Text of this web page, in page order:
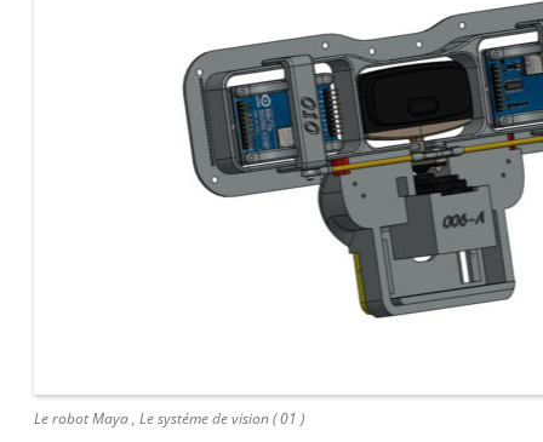
Le robot Maya , Le systéme de vision ( 01 )